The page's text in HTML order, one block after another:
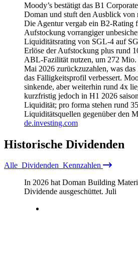
Moody’s bestätigt das B1
Doman und stuft den Ausblick von
Die Agentur vergab ein B2-Rating
Aufstockung vorrangiger
Liquiditätsrating von SGL-4 auf
Erlöse der Aufstockung plus rund
ABL-Fazilität nutzen, um 272
Mai 2026 zurückzuzahlen, was
das Fälligkeitsprofil verbessert.
sinkende, aber weiterhin rund 4x
kurzfristig jedoch in H1 2026
Liquidität; pro forma stehen rund
Liquiditätsquellen gegenüber den
de.investing.com
Historische Dividenden
Alle Dividenden Kennzahlen
In 2026 hat Doman Building
Dividende ausgeschüttet. Juli